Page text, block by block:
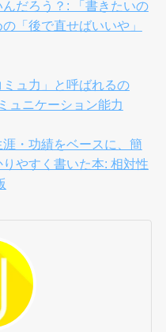
だろう？: 「書きたいの
「後で直せばいいや」
ュ力」と呼ばれるの
ュニケーション能力
・功績をベースに、簡
やすく書いた本: 相対性